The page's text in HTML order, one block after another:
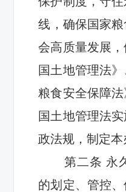
线 ，确保国家
会高质量发展
国土地管理法》
粮食安全保障法
国土地管理法
政法规，制定本
第二条 永
的划定、管控